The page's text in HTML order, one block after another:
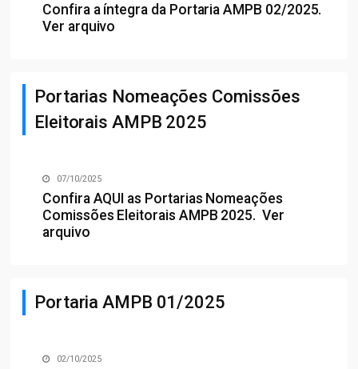
Confira a íntegra da Portaria AMPB 02/2025.
Ver arquivo
Portarias Nomeações Comissões
Eleitorais AMPB 2025
07/10/2025
Confira AQUI as Portarias Nomeações
Comissões Eleitorais AMPB 2025.Ver
arquivo
Portaria AMPB 01/2025
02/10/2025